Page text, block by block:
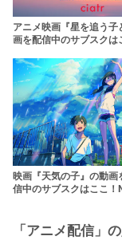
アニメ映画『星を追う子
画を配信中のサブスクは
映画『天気の子』の動画
信中のサブスクはここ
「アニメ配信」